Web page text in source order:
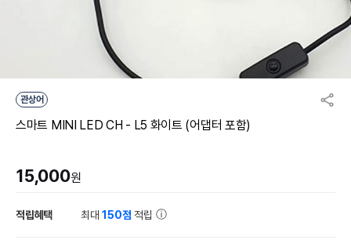
관상어
스마트 MINI LED CH - L5 화이트 (어댑터 포함)
15,000원
적립혜택 최대150점 적립